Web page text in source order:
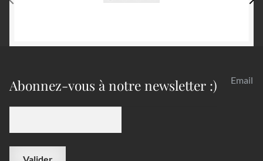
Abonnez-vous à notre newsletter :) Email